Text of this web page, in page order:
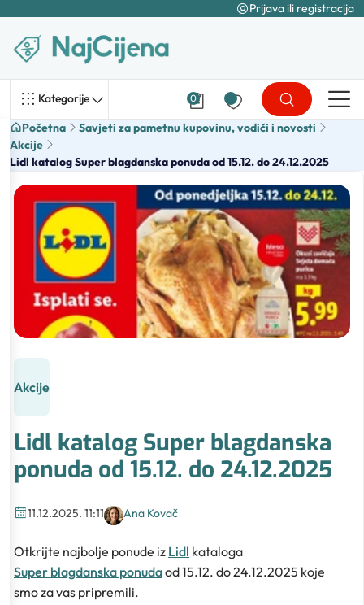
Prijava ili registracija
Kategorije 0
Početna
Savjeti za pametnu kupovinu, vodiči i novosti
Akcije
Lidl katalog Super blagdanska ponuda od 15.12. do 24.12.2025
Akcije
Lidl katalog Super blagdanska
ponuda od 15.12. do 24.12.2025
11.12.2025. 11:11 Ana Kovač
Otkrijte najbolje ponude iz Lidl kataloga
Super blagdanska ponudaod 15.12. do 24.12.2025 koje
smo za vas pripremili.